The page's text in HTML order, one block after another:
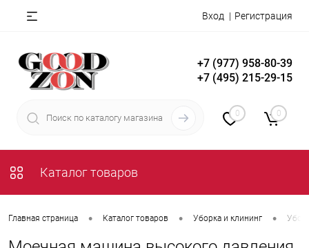
Вход Регистрация
+7 (977) 958-80-39
+7 (495) 215-29-15
0 0
Каталог товаров
Главная страница • Каталог товаров • Уборка и клининг •